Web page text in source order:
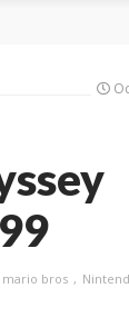
mario bros